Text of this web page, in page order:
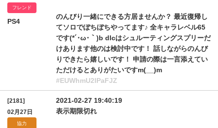
フレンド
PS4
のんびり一緒にできる方居ませんか？ 最近復帰し
てソロでぼちぼちやってます♪ 全キャラレベル65
です(*´･ω･｀)b dlcはシュルーティングスプリーだ
けあります他のは検討中です！ 話しながらのんび
りできたら嬉しいです！ 申請の際は一言添えてい
ただけるとありがたいですm(__)m
#EUWhmU2lPaFJZ
[2181]
02月27日
協力
2021-02-27 19:40:19
表示期限切れ